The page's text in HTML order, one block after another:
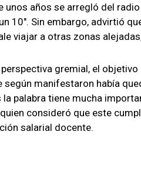
unos años se arregló del
10". Sin embargo, advirtió
viajar a otras zonas
perspectiva gremial, el
según manifestaron había
palabra tiene mucha
consideró que este
salarial docente.